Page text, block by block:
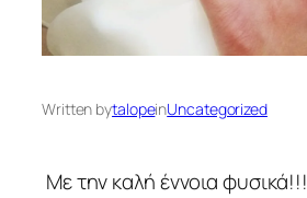
Written bytalopeinUncategorized
Με την καλή έννοια φυσικά!!!